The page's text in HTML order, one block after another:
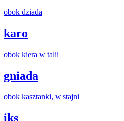
obok dziada
karo
obok kiera w talii
gniada
obok kasztanki, w stajni
iks